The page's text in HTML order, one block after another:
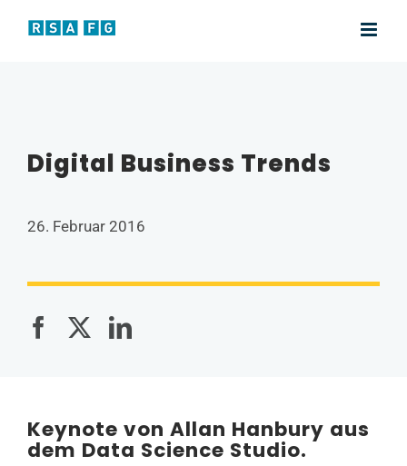
Inhalt
Digital Business Trends
26. Februar 2016
Keynote von Allan Hanbury aus
dem Data Science Studio.